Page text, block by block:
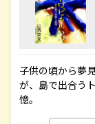
子供の頃から夢
が、島で出合う
憶。